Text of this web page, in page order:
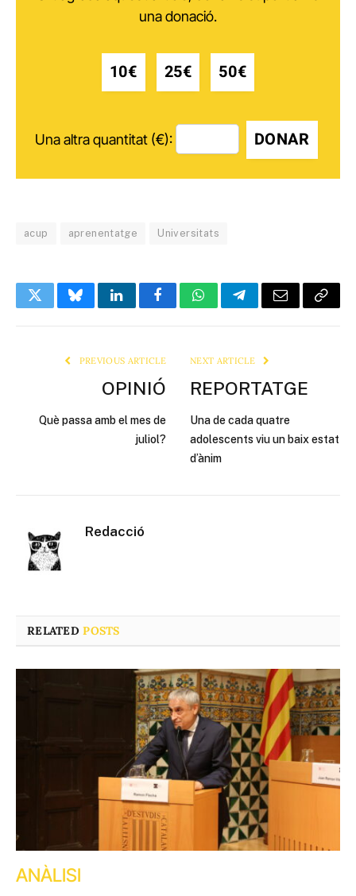
una donació.
10€ 25€ 50€
Una altra quantitat (€): DONAR
acup aprenentatge Universitats
TwitterBlueskyLinkedInFacebookWhatsAppTelegramEmail Copy
PREVIOUS ARTICLE
OPINIÓ
Què passa amb el mes de
juliol?
NEXT ARTICLE
REPORTATGE
Una de cada quatre
adolescents viu un baix estat
d’ànim
Redacció
RELATEDPOSTS
ANÀLISI